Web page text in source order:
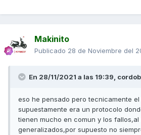
Makinito
Publicado 28 de Noviembre del
En 28/11/2021 a las 19:39,
eso he pensado pero tecnicamente el
supuestamente era un protocolo
tienen mucho en comun y los fallos,al
generalizados,por supuesto no